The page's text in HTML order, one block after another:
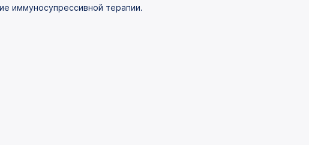
иммуносупрессивной терапии.